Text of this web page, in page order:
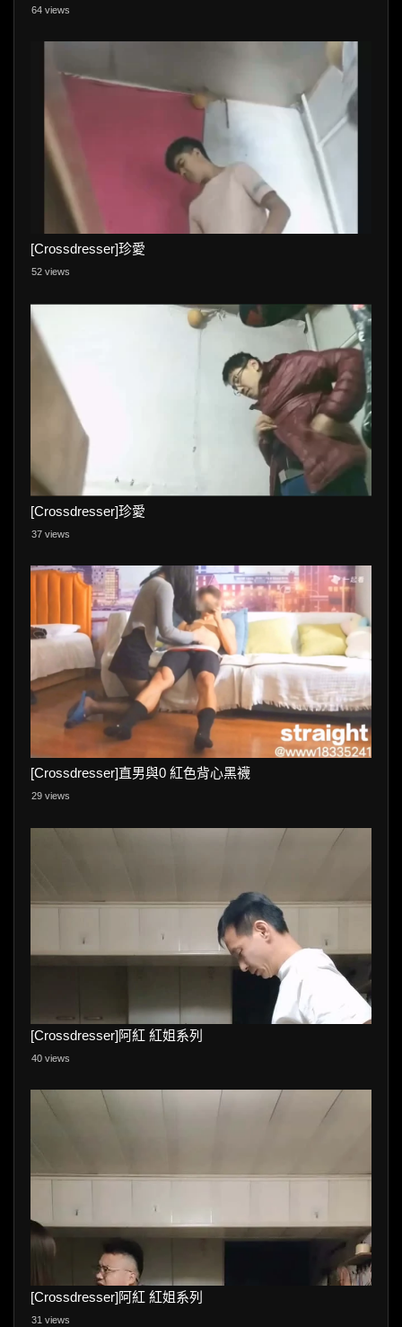
64 views
[Crossdresser]珍愛
52 views
[Crossdresser]珍愛
37 views
[Crossdresser]直男與0 紅色背心黑襪
29 views
[Crossdresser]阿紅 紅姐系列
40 views
[Crossdresser]阿紅 紅姐系列
31 views